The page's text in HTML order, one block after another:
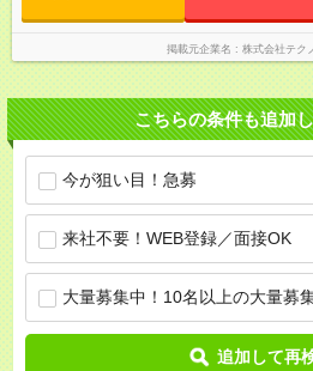
掲載元企業名 株式会社テク
こちらの条件も追加
今が狙い目！急募
来社不要！WEB登録／面接OK
大量募集中！10名以上の大量募
追加して再